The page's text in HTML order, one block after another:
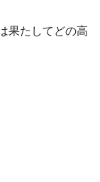
果たしてどの高